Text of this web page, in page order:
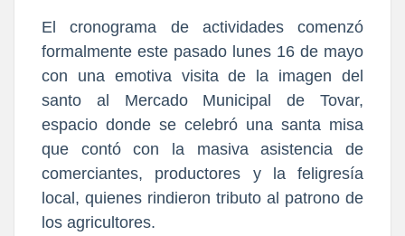
​El cronograma de actividades comenzó
formalmente este pasado lunes 16 de mayo
con una emotiva visita de la imagen del
santo al Mercado Municipal de Tovar,
espacio donde se celebró una santa misa
que contó con la masiva asistencia de
comerciantes, productores y la feligresía
local, quienes rindieron tributo al patrono de
los agricultores.